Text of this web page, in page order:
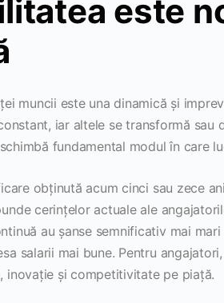
este
muncii este una dinamică și
iar altele se transformă sau
fundamental modul în care
obținută acum cinci sau zece
cerințelor actuale ale
au șanse semnificativ mai
salarii mai bune. Pentru
inovație și competitivitate pe piață.